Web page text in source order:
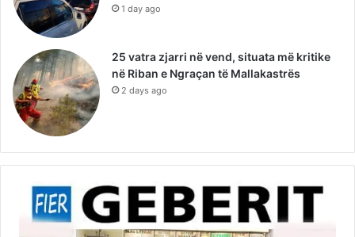
1 day ago
25 vatra zjarri në vend, situata më kritike
në Riban e Ngraçan të Mallakastrës
2 days ago